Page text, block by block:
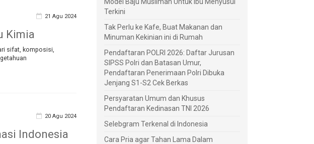
21 Agu 2024
Kimia
sifat, komposisi,
20 Agu 2024
Indonesia
Terkini
Tak Perlu ke Kafe, Buat Makanan dan
Minuman Kekinian ini di Rumah
Pendaftaran POLRI 2026: Daftar Jurusan
SIPSS Polri dan Batasan Umur,
Pendaftaran Penerimaan Polri Dibuka
Jenjang S1-S2 Cek Berkas
Persyaratan Umum dan Khusus
Pendaftaran Kedinasan TNI 2026
Selebgram Terkenal di Indonesia
Cara Pria agar Tahan Lama Dalam